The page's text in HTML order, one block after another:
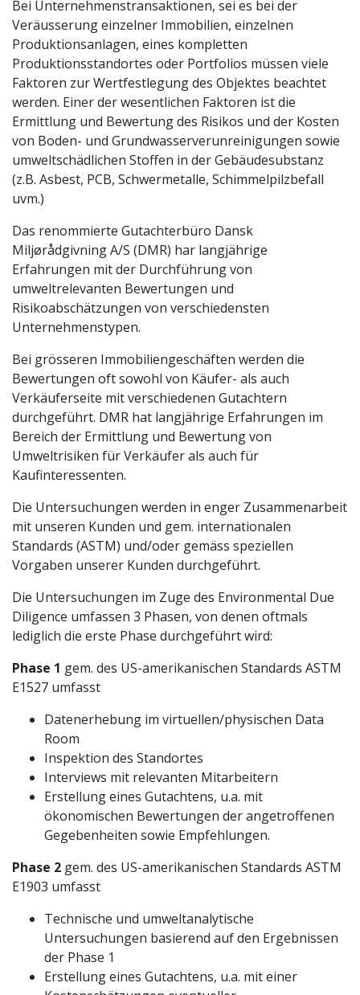
Bei Unternehmenstransaktionen, sei es bei der
Veräusserung einzelner Immobilien, einzelnen
Produktionsanlagen, eines kompletten
Produktionsstandortes oder Portfolios müssen viele
Faktoren zur Wertfestlegung des Objektes beachtet
werden. Einer der wesentlichen Faktoren ist die
Ermittlung und Bewertung des Risikos und der Kosten
von Boden- und Grundwasserverunreinigungen sowie
umweltschädlichen Stoffen in der Gebäudesubstanz
(z.B. Asbest, PCB, Schwermetalle, Schimmelpilzbefall
uvm.)
Das renommierte Gutachterbüro Dansk
Miljørådgivning A/S (DMR) har langjährige
Erfahrungen mit der Durchführung von
umweltrelevanten Bewertungen und
Risikoabschätzungen von verschiedensten
Unternehmenstypen.
Bei grösseren Immobiliengeschäften werden die
Bewertungen oft sowohl von Käufer- als auch
Verkäuferseite mit verschiedenen Gutachtern
durchgeführt. DMR hat langjährige Erfahrungen im
Bereich der Ermittlung und Bewertung von
Umweltrisiken für Verkäufer als auch für
Kaufinteressenten.
Die Untersuchungen werden in enger Zusammenarbeit
mit unseren Kunden und gem. internationalen
Standards (ASTM) und/oder gemäss speziellen
Vorgaben unserer Kunden durchgeführt.
Die Untersuchungen im Zuge des Environmental Due
Diligence umfassen 3 Phasen, von denen oftmals
lediglich die erste Phase durchgeführt wird:
Phase 1 gem. des US-amerikanischen Standards ASTM
E1527 umfasst
Datenerhebung im virtuellen/physischen Data
Room
Inspektion des Standortes
Interviews mit relevanten Mitarbeitern
Erstellung eines Gutachtens, u.a. mit
ökonomischen Bewertungen der angetroffenen
Gegebenheiten sowie Empfehlungen.
Phase 2 gem. des US-amerikanischen Standards ASTM
E1903 umfasst
Technische und umweltanalytische
Untersuchungen basierend auf den Ergebnissen
der Phase 1
Erstellung eines Gutachtens, u.a. mit einer